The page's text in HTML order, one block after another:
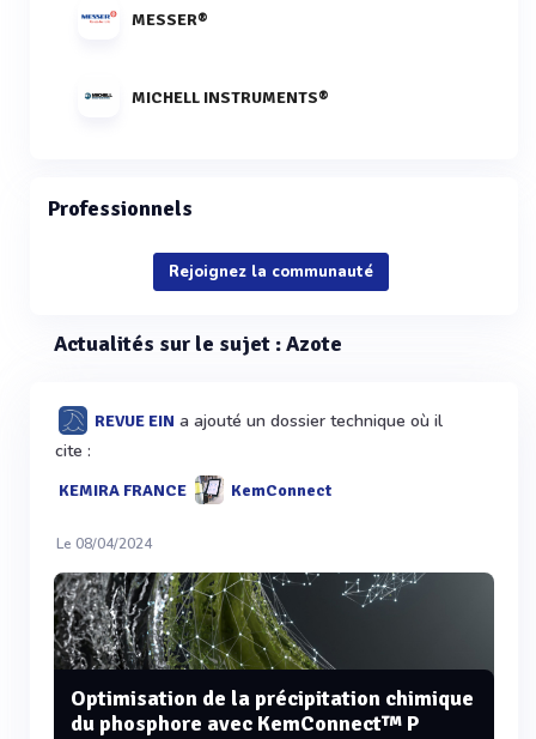
MESSER®
MICHELL INSTRUMENTS®
Professionnels
Rejoignez la communauté
Actualités sur le sujet : Azote
REVUE EIN a ajouté un dossier technique où il
cite :
KEMIRA FRANCE KemConnect
Le 08/04/2024
Optimisation de la précipitation chimique
du phosphore avec KemConnect™ P